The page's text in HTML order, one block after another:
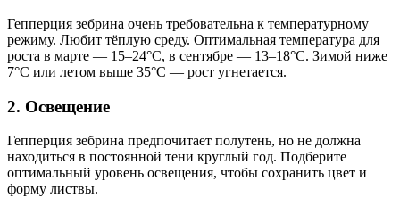
Гепперция зебрина очень требовательна к температурному
режиму. Любит тёплую среду. Оптимальная температура для
роста в марте — 15–24°C, в сентябре — 13–18°C. Зимой ниже
7°C или летом выше 35°C — рост угнетается.
2. Освещение
Гепперция зебрина предпочитает полутень, но не должна
находиться в постоянной тени круглый год. Подберите
оптимальный уровень освещения, чтобы сохранить цвет и
форму листвы.